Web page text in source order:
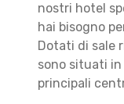
nostri hotel
hai bisogno
Dotati di sale
sono situati
principali